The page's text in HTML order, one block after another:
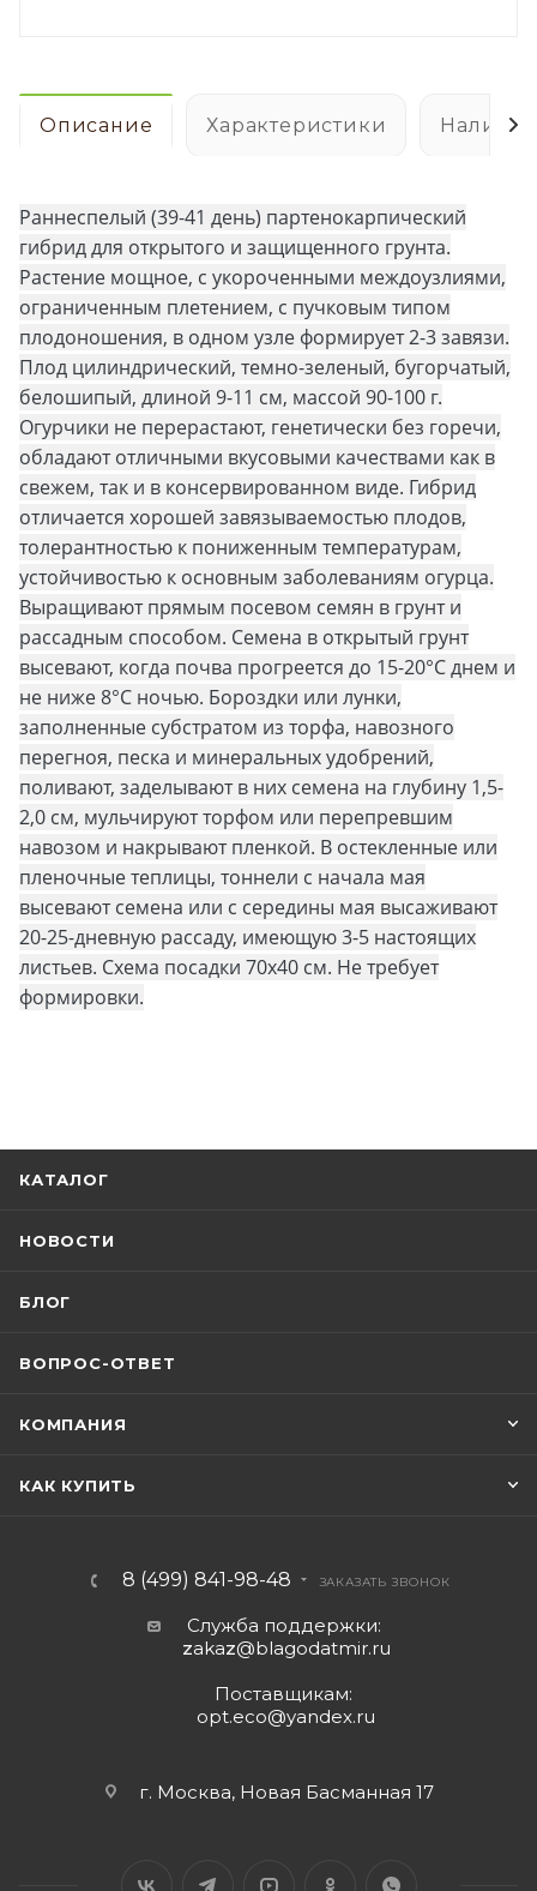
Описание Характеристики
Раннеспелый (39-41 день) партенокарпический
гибрид для открытого и защищенного грунта.
Растение мощное, с укороченными междоузлиями,
ограниченным плетением, с пучковым типом
плодоношения, в одном узле формирует 2-3 завязи.
Плод цилиндрический, темно-зеленый, бугорчатый,
белошипый, длиной 9-11 см, массой 90-100 г.
Огурчики не перерастают, генетически без горечи,
обладают отличными вкусовыми качествами как в
свежем, так и в консервированном виде. Гибрид
отличается хорошей завязываемостью плодов,
толерантностью к пониженным температурам,
устойчивостью к основным заболеваниям огурца.
Выращивают прямым посевом семян в грунт и
рассадным способом. Семена в открытый грунт
высевают, когда почва прогреется до 15-20°С днем и
не ниже 8°С ночью. Бороздки или лунки,
заполненные субстратом из торфа, навозного
перегноя, песка и минеральных удобрений,
поливают, заделывают в них семена на глубину 1,5-
2,0 см, мульчируют торфом или перепревшим
навозом и накрывают пленкой. В остекленные или
пленочные теплицы, тоннели с начала мая
высевают семена или с середины мая высаживают
20-25-дневную рассаду, имеющую 3-5 настоящих
листьев. Схема посадки 70х40 см. Не требует
формировки.
КАТАЛОГ
НОВОСТИ
БЛОГ
ВОПРОС-ОТВЕТ
КОМПАНИЯ
КАК КУПИТЬ
8 (499) 841-98-48 ЗАКАЗАТЬ ЗВОНОК
Служба поддержки:
zakaz@blagodatmir.ru
Поставщикам:
opt.eco@yandex.ru
г. Москва, Новая Басманная 17